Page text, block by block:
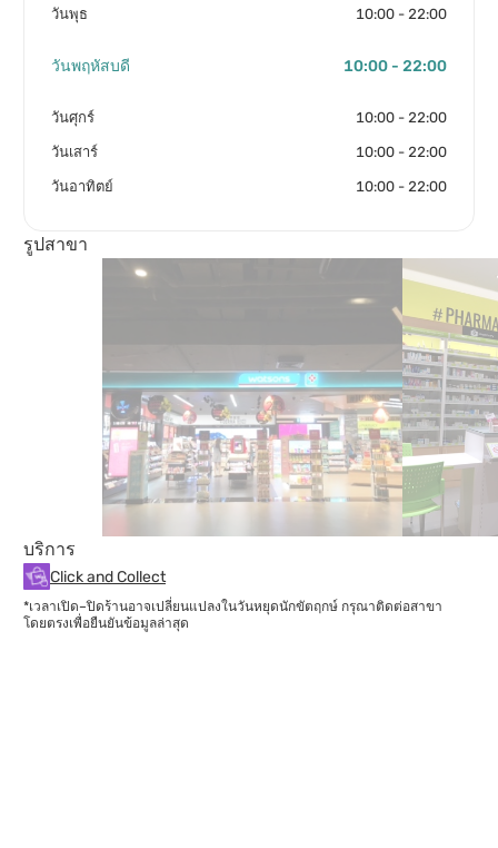
วันพุธ 10:00 - 22:00
วันพฤหัสบดี 10:00 - 22:00
วันศุกร์ 10:00 - 22:00
วันเสาร์ 10:00 - 22:00
วันอาทิตย์ 10:00 - 22:00
รูปสาขา
บริการ
Click and Collect
*เวลาเปิด–ปิดร้านอาจเปลี่ยนแปลงในวันหยุดนักขัตฤกษ์ กรุณาติดต่อสาขา
โดยตรงเพื่อยืนยันข้อมูลล่าสุด